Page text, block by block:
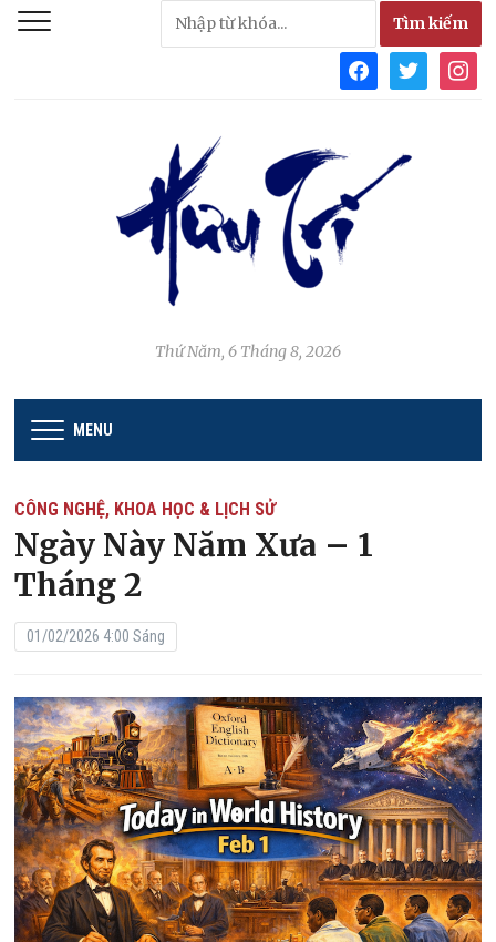
facebooktwitter
Thứ Năm, 6 Tháng 8, 2026
MENU
CÔNG NGHỆ, KHOA HỌC & LỊCH SỬ
Ngày Này Năm Xưa – 1
Tháng 2
01/02/2026 4:00 Sáng